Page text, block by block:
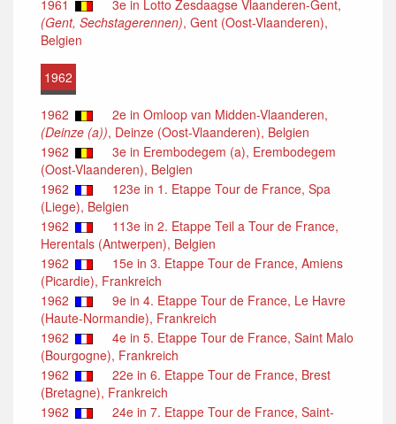
1961
3e in Lotto Zesdaagse Vlaanderen-Gent,
(Gent, Sechstagerennen), Gent (Oost-Vlaanderen),
Belgien
1962
1962
2e in Omloop van Midden-Vlaanderen,
(Deinze (a)), Deinze (Oost-Vlaanderen), Belgien
1962
3e in Erembodegem (a), Erembodegem
(Oost-Vlaanderen), Belgien
1962
123e in 1. Etappe Tour de France, Spa
(Liege), Belgien
1962
113e in 2. Etappe Teil a Tour de France,
Herentals (Antwerpen), Belgien
1962
15e in 3. Etappe Tour de France, Amiens
(Picardie), Frankreich
1962
9e in 4. Etappe Tour de France, Le Havre
(Haute-Normandie), Frankreich
1962
4e in 5. Etappe Tour de France, Saint Malo
(Bourgogne), Frankreich
1962
22e in 6. Etappe Tour de France, Brest
(Bretagne), Frankreich
1962
24e in 7. Etappe Tour de France, Saint-